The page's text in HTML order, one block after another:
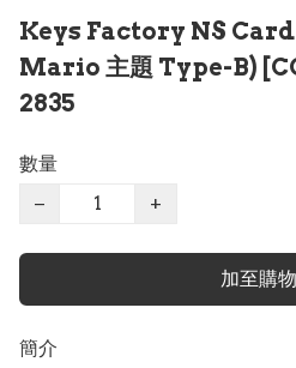
Keys Factory NS
Mario 主題 Type-B)
2835
數量
−
+
加至購
簡介